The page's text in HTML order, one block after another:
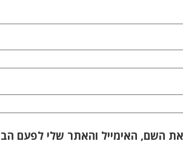
השם, האימייל והאתר שלי לפעם